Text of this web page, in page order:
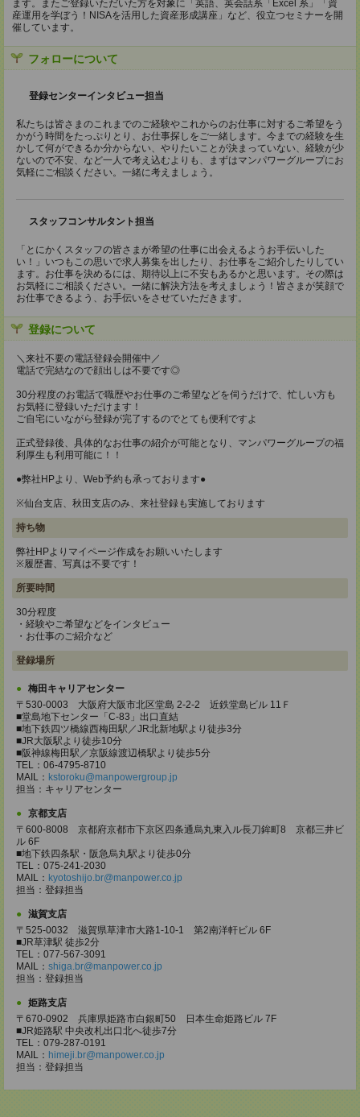
ます。またご登録いただいた方を対象に「英語、英会話系「Excel 系」「資
産運用を学ぼう！NISAを活用した資産形成講座」など、役立つセミナーを開
催しています。
フォローについて
登録センターインタビュー担当
私たちは皆さまのこれまでのご経験やこれからのお仕事に対するご希望をう
かがう時間をたっぷりとり、お仕事探しをご一緒します。今までの経験を生
かして何ができるか分からない、やりたいことが決まっていない、経験が少
ないので不安、など一人で考え込むよりも、まずはマンパワーグループにお
気軽にご相談ください。一緒に考えましょう。
スタッフコンサルタント担当
「とにかくスタッフの皆さまが希望の仕事に出会えるようお手伝いした
い！」いつもこの思いで求人募集を出したり、お仕事をご紹介したりしてい
ます。お仕事を決めるには、期待以上に不安もあるかと思います。その際は
お気軽にご相談ください。一緒に解決方法を考えましょう！皆さまが笑顔で
お仕事できるよう、お手伝いをさせていただきます。
登録について
＼来社不要の電話登録会開催中／
電話で完結なので顔出しは不要です◎
30分程度のお電話で職歴やお仕事のご希望などを伺うだけで、忙しい方も
お気軽に登録いただけます！
ご自宅にいながら登録が完了するのでとても便利ですよ
正式登録後、具体的なお仕事の紹介が可能となり、マンパワーグループの福
利厚生も利用可能に！！
●弊社HPより、Web予約も承っております●
※仙台支店、秋田支店のみ、来社登録も実施しております
持ち物
弊社HPよりマイページ作成をお願いいたします
※履歴書、写真は不要です！
所要時間
30分程度
・経験やご希望などをインタビュー
・お仕事のご紹介など
登録場所
梅田キャリアセンター
〒530-0003 大阪府大阪市北区堂島 2-2-2 近鉄堂島ビル 11Ｆ
■堂島地下センター「C-83」出口直結
■地下鉄四ツ橋線西梅田駅／JR北新地駅より徒歩3分
■JR大阪駅より徒歩10分
■阪神線梅田駅／京阪線渡辺橋駅より徒歩5分
TEL：06-4795-8710
MAIL： kstoroku@manpowergroup.jp
担当：キャリアセンター
京都支店
〒600-8008 京都府京都市下京区四条通烏丸東入ル長刀鉾町8 京都三井ビ
ル 6F
■地下鉄四条駅・阪急烏丸駅より徒歩0分
TEL：075-241-2030
MAIL： kyotoshijo.br@manpower.co.jp
担当：登録担当
滋賀支店
〒525-0032 滋賀県草津市大路1-10-1 第2南洋軒ビル 6F
■JR草津駅 徒歩2分
TEL：077-567-3091
MAIL： shiga.br@manpower.co.jp
担当：登録担当
姫路支店
〒670-0902 兵庫県姫路市白銀町50 日本生命姫路ビル 7F
■JR姫路駅 中央改札出口北へ徒歩7分
TEL：079-287-0191
MAIL： himeji.br@manpower.co.jp
担当：登録担当